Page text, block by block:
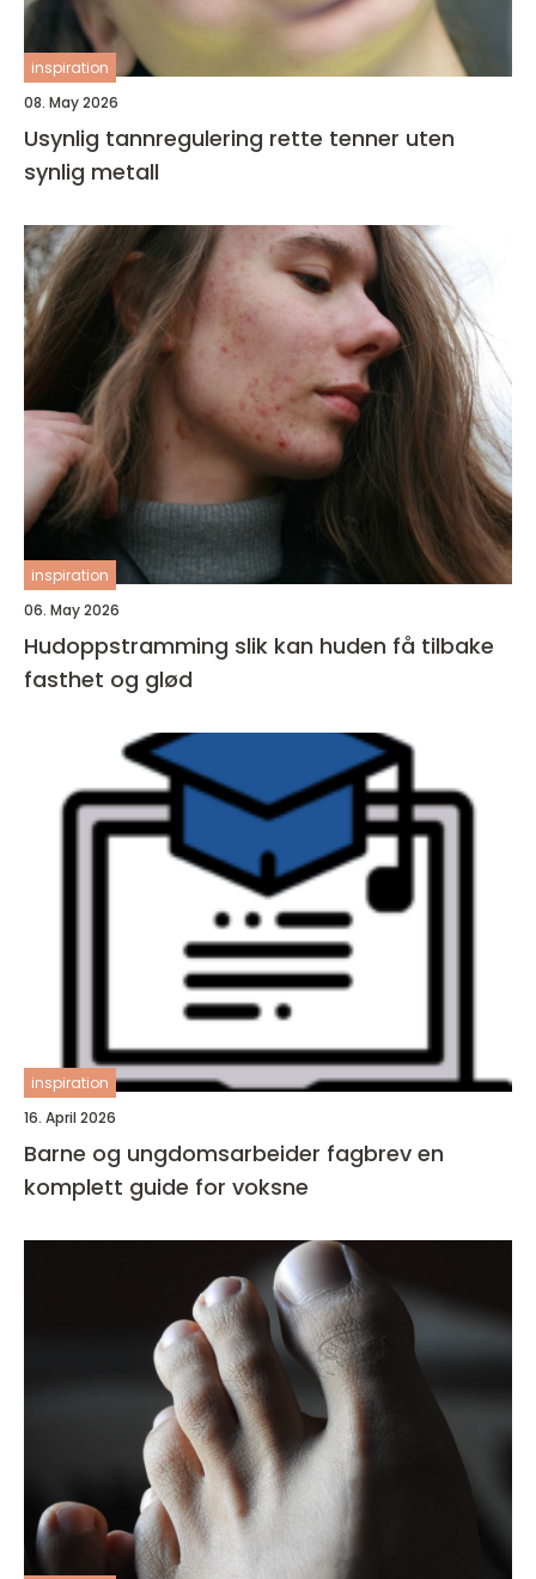
inspiration
08. May 2026
Usynlig tannregulering rette tenner uten
synlig metall
inspiration
06. May 2026
Hudoppstramming slik kan huden få tilbake
fasthet og glød
inspiration
16. April 2026
Barne og ungdomsarbeider fagbrev en
komplett guide for voksne